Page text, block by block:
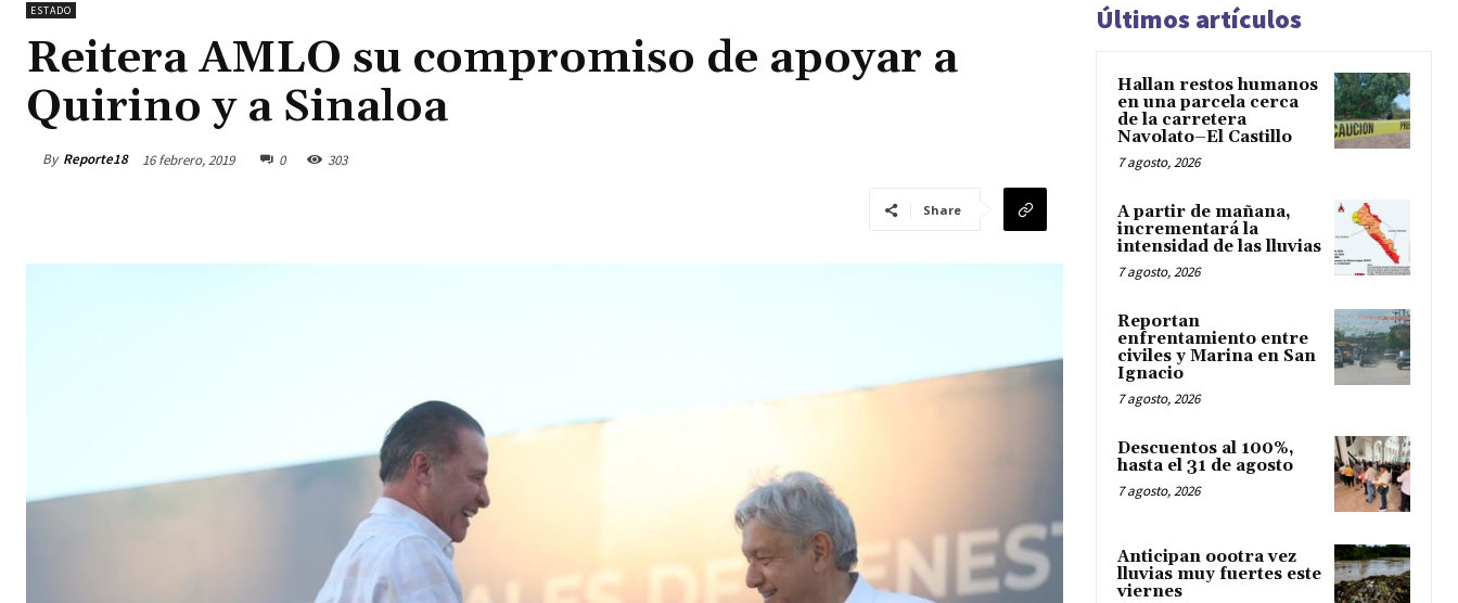
ESTADO
Reitera AMLO su compromiso de apoyar a
Quirino y a Sinaloa
By Reporte18 16 febrero, 2019 0 303
Share
Últimos artículos
Hallan restos humanos
en una parcela cerca
de la carretera
Navolato–El Castillo
7 agosto, 2026
A partir de mañana,
incrementará la
intensidad de las lluvias
7 agosto, 2026
Reportan
enfrentamiento entre
civiles y Marina en San
Ignacio
7 agosto, 2026
Descuentos al 100%,
hasta el 31 de agosto
7 agosto, 2026
Anticipan oootra vez
lluvias muy fuertes este
viernes